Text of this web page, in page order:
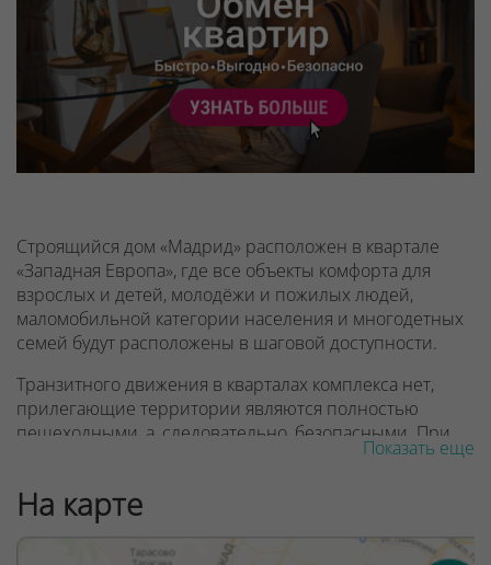
Строящийся дом «Мадрид» расположен в квартале
«Западная Европа», где все объекты комфорта для
взрослых и детей, молодёжи и пожилых людей,
маломобильной категории населения и многодетных
семей будут расположены в шаговой доступности.
Транзитного движения в кварталах комплекса нет,
прилегающие территории являются полностью
пешеходными, а, следовательно, безопасными. При
этом обеспечен комфорт водителей. Наземные
что позволяет быстро выехать на одну из новых
магистралей комплекса, воспользоваться круговым
движением и достичь интересующей точки
Показать еще
На карте